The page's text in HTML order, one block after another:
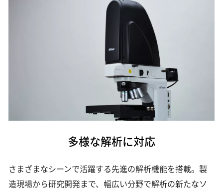
多様な解析に対応
さまざまなシーンで活躍する先進の解析機能を搭載。製
造現場から研究開発まで、幅広い分野で解析の新たなソ